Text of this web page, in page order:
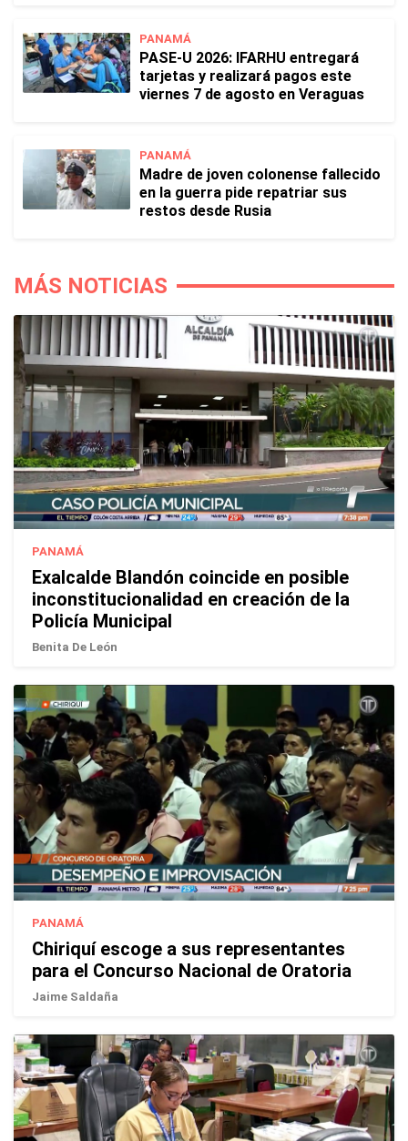
PANAMÁ
PASE-U 2026: IFARHU entregará
tarjetas y realizará pagos este
viernes 7 de agosto en Veraguas
PANAMÁ
Madre de joven colonense fallecido
en la guerra pide repatriar sus
restos desde Rusia
MÁS NOTICIAS
PANAMÁ
Exalcalde Blandón coincide en posible
inconstitucionalidad en creación de la
Policía Municipal
Benita De León
PANAMÁ
Chiriquí escoge a sus representantes
para el Concurso Nacional de Oratoria
Jaime Saldaña